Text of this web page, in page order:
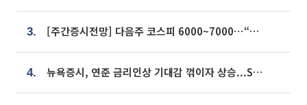
3. [주간증시전망] 다음주 코스피 6000~7000⋯“外人 수급은 정책이 변수”
4. 뉴욕증시, 연준 금리인상 기대감 꺾이자 상승...S&P500 사상 최고치 [종합]